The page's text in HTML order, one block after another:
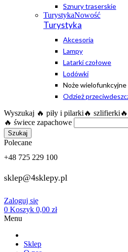
Sznury traserskie
TurystykaNowość
Turystyka
Akcesoria
Lampy
Latarki czołowe
Lodówki
Noże wielofunkcyjne
Odzież
Wyszukaj 🔥 piły i pilarki 🔥 szlifierki
🔥 świece zapachowe
Szukaj
Polecane
+48 725 229 100
sklep@4sklepy.pl
Zaloguj się
0 Koszyk 0,00 zł
Menu
Sklep